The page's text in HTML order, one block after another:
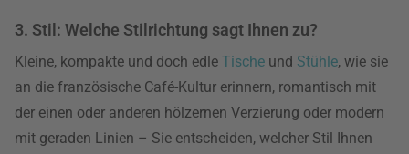
3. Stil: Welche Stilrichtung sagt Ihnen zu?
Kleine, kompakte und doch edle Tische und Stühle, wie sie
an die französische Café-Kultur erinnern, romantisch mit
der einen oder anderen hölzernen Verzierung oder modern
mit geraden Linien – Sie entscheiden, welcher Stil Ihnen